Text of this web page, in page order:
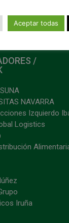
/
NAVARRA
Izquierdo
Logistics
Iruña
Aceptar todas